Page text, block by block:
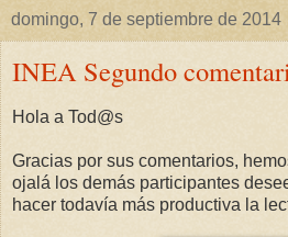
domingo, 7 de septiembre de 2014
INEA Segundo
Hola a Tod@s
Gracias por sus comentarios,
ojalá los demás participantes
hacer todavía más productiva la